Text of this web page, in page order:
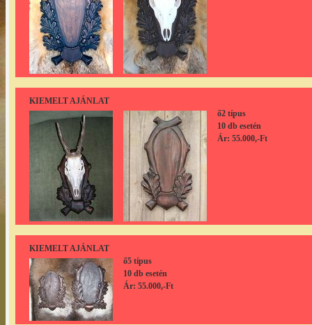
KIEMELT AJÁNLAT
ő2 típus
10 db esetén
Ár: 55.000,-Ft
KIEMELT AJÁNLAT
ő5 típus
10 db esetén
Ár: 55.000,-Ft